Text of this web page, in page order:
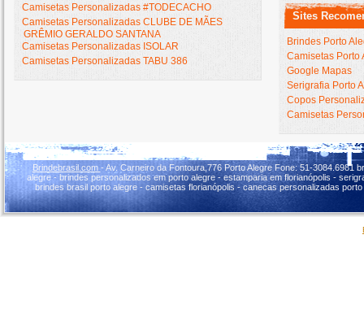
Camisetas Personalizadas #TODECACHO
Camisetas Personalizadas CLUBE DE MÃES
GRÊMIO GERALDO SANTANA
Camisetas Personalizadas ISOLAR
Camisetas Personalizadas TABU 386
Sites
Brindes Porto
Camisetas Porto
Google Mapas
Serigrafia Porto
Copos
Camisetas
Brindebrasil.com - Av. Carneiro da Fontoura,776 Porto Alegre Fone: 51-
alegre - brindes personalizados em porto alegre - estamparia em florianópolis -
brindes brasil porto alegre - camisetas florianópolis - canecas personalizadas